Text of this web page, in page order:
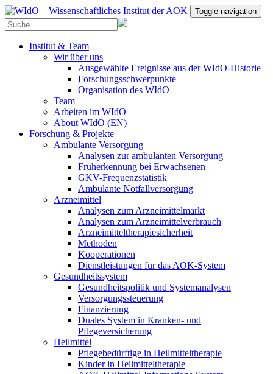
Toggle navigation
Institut & Team
Wir über uns
Ausgewählte Ereignisse aus der WIdO-Historie
Forschungsschwerpunkte
Organisation des WIdO
Team
Arbeiten im WIdO
About WIdO (EN)
Forschung & Projekte
Ambulante Versorgung
Analysen zur ambulanten Versorgung
Früherkennung bei Erwachsenen
GKV-Frequenzstatistik
Ambulante Notfallversorgung
Arzneimittel
Analysen zum Arzneimittelmarkt
Analysen zum Arzneimittelverbrauch
Arzneimitteltherapiesicherheit
Methoden
Kooperationen
Dienstleistungen für das AOK-System
Gesundheitssystem
Gesundheitspolitik und Systemanalysen
Versorgungssteuerung
Finanzierung
Duales System in Kranken- und
Pflegeversicherung
Heilmittel
Pflegebedürftige in Heilmitteltherapie
Kinder in Heilmitteltherapie